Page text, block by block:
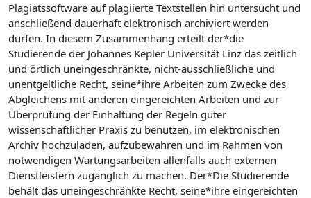
Plagiatssoftware auf plagiierte Textstellen hin untersucht und
anschließend dauerhaft elektronisch archiviert werden
dürfen. In diesem Zusammenhang erteilt der*die
Studierende der Johannes Kepler Universität Linz das zeitlich
und örtlich uneingeschränkte, nicht-ausschließliche und
unentgeltliche Recht, seine*ihre Arbeiten zum Zwecke des
Abgleichens mit anderen eingereichten Arbeiten und zur
Überprüfung der Einhaltung der Regeln guter
wissenschaftlicher Praxis zu benutzen, im elektronischen
Archiv hochzuladen, aufzubewahren und im Rahmen von
notwendigen Wartungsarbeiten allenfalls auch externen
Dienstleistern zugänglich zu machen. Der*Die Studierende
behält das uneingeschränkte Recht, seine*ihre eingereichten